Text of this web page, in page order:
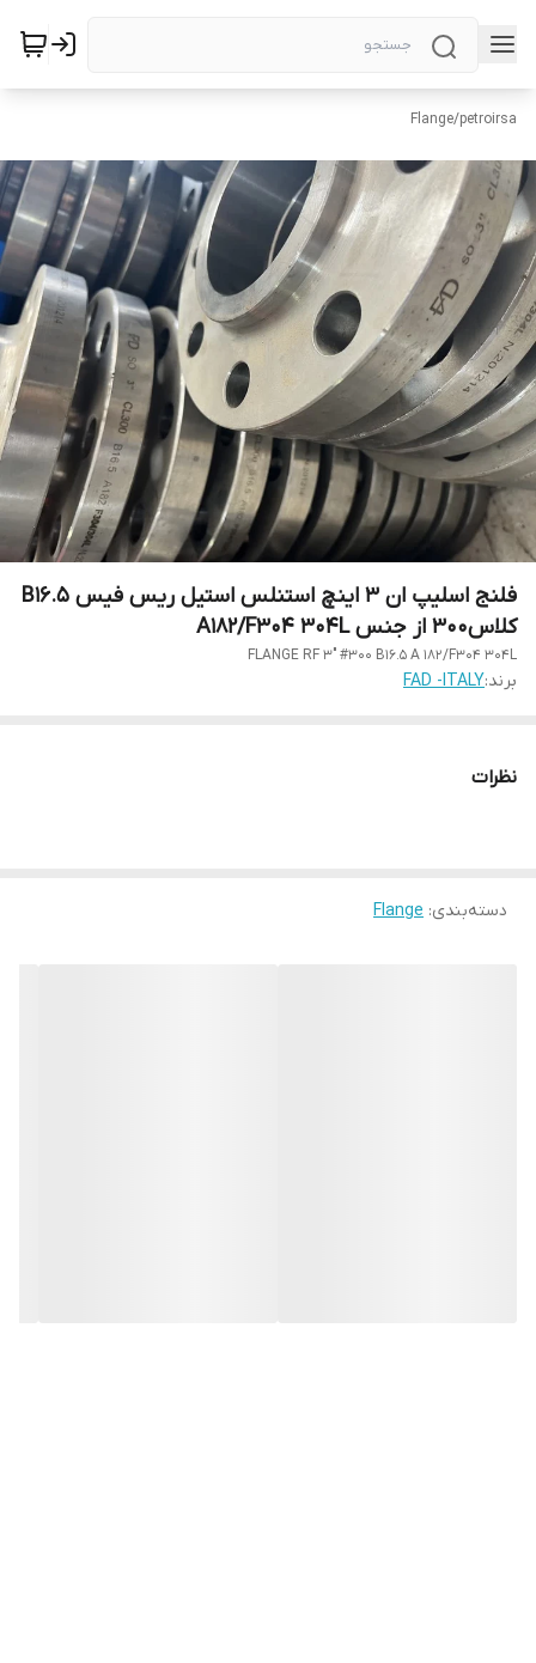
petroirsa
/
Flange
فلنج اسلیپ ان 3 اینچ استنلس استیل ریس فیس 5.B16
کلاس300 از جنس A182/F304 304L
FLANGE RF 3" #300 B16.5 A 182/F304 304L
برند:FAD -ITALY
نظرات
دسته‌بندی:
Flange